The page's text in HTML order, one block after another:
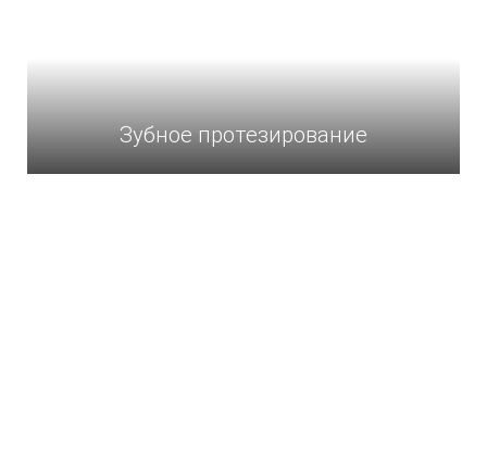
Зубное протезирование